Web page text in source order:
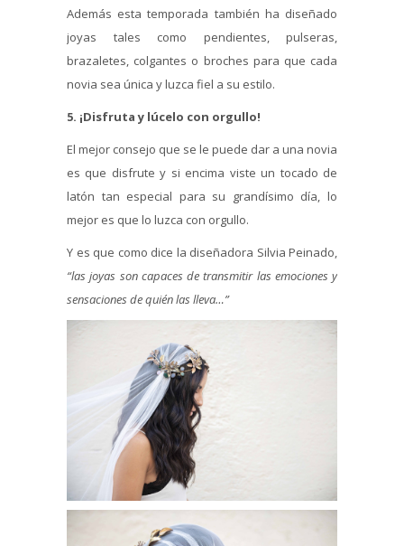
Además esta temporada también ha diseñado
joyas tales como pendientes, pulseras,
brazaletes, colgantes o broches para que cada
novia sea única y luzca fiel a su estilo.
5. ¡Disfruta y lúcelo con orgullo!
El mejor consejo que se le puede dar a una novia
es que disfrute y si encima viste un tocado de
latón tan especial para su grandísimo día, lo
mejor es que lo luzca con orgullo.
Y es que como dice la diseñadora Silvia Peinado,
“las joyas son capaces de transmitir las emociones y
sensaciones de quién las lleva…”